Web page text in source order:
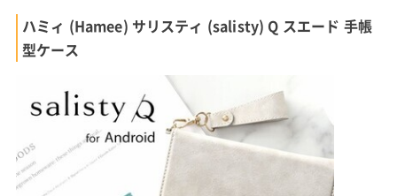
ハミィ (Hamee) サリスティ (salisty) Q スエード 手帳
型ケース